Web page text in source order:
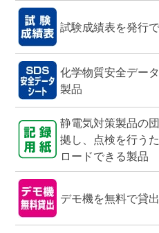
試験成績表を発行
化学物質安全デー
製品
静電気対策製品の
拠し、点検を行う
ロードできる製品
デモ機を無料で貸